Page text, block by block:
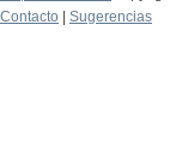
Contacto
Sugerencias